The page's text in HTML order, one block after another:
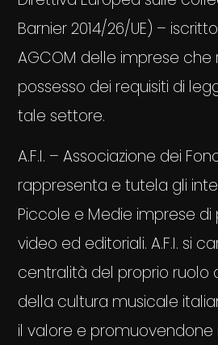
Barnier 2014/26/UE) –
AGCOM delle imprese che
possesso dei requisiti di
tale settore.
A.F.I. – Associazione dei
rappresenta e tutela gli
Piccole e Medie imprese
video ed editoriali. A.F.I. si
centralità del proprio ruolo
della cultura musicale
il valore e promuovendone